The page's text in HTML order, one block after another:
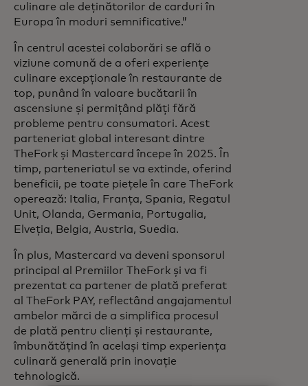
culinare ale deținătorilor de carduri în
Europa în moduri semnificative.”
În centrul acestei colaborări se află o
viziune comună de a oferi experiențe
culinare excepționale în restaurante de
top, punând în valoare bucătarii în
ascensiune și permițând plăți fără
probleme pentru consumatori. Acest
parteneriat global interesant dintre
TheFork și Mastercard începe în 2025. În
timp, parteneriatul se va extinde, oferind
beneficii, pe toate piețele în care TheFork
operează: Italia, Franța, Spania, Regatul
Unit, Olanda, Germania, Portugalia,
Elveția, Belgia, Austria, Suedia.
În plus, Mastercard va deveni sponsorul
principal al Premiilor TheFork și va fi
prezentat ca partener de plată preferat
al TheFork PAY, reflectând angajamentul
ambelor mărci de a simplifica procesul
de plată pentru clienți și restaurante,
îmbunătățind în același timp experiența
culinară generală prin inovație
tehnologică.